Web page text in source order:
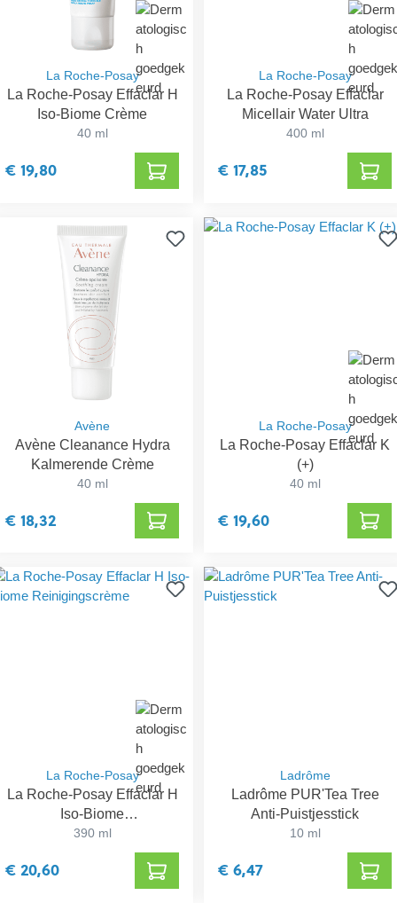
La Roche-Posay
La Roche-Posay Effaclar H
Iso-Biome Crème
40 ml
€ 19,80
La Roche-Posay
La Roche-Posay Effaclar
Micellair Water Ultra
400 ml
€ 17,85
Avène
Avène Cleanance Hydra
Kalmerende Crème
40 ml
€ 18,32
La Roche-Posay
La Roche-Posay Effaclar K
(+)
40 ml
€ 19,60
La Roche-Posay
La Roche-Posay Effaclar H
Iso-Biome
Reinigingscrème
390 ml
€ 20,60
Ladrôme
Ladrôme PUR'Tea Tree
Anti-Puistjesstick
10 ml
€ 6,47